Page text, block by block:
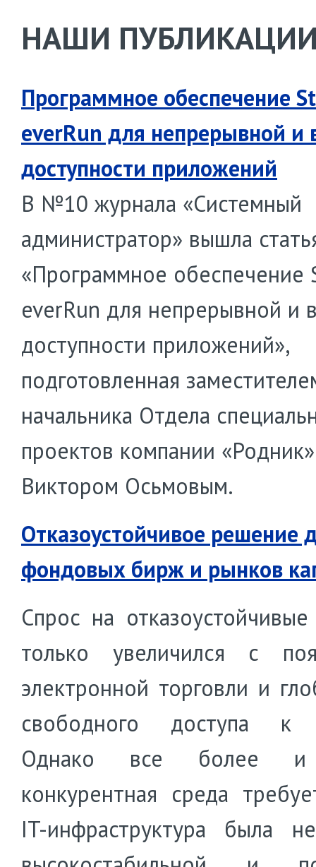
НАШИ
Программное обеспечение
everRun для непрерывной и
доступности приложений
В №10 журнала «Системный
администратор» вышла
«Программное обеспечение
everRun для непрерывной и
доступности приложений»,
подготовленная
начальника Отдела
проектов компании «Родник»
Виктором Осьмовым.
Отказоустойчивое решение
фондовых бирж и рынков
Cпрос на
только увеличился с
электронной торговли и
свободного доступа к
Однако все более и
конкурентная среда
IT-инфраструктура была